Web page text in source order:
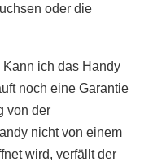
oder die
ich das Handy
noch eine Garantie
von der
nicht von einem
wird, verfällt der